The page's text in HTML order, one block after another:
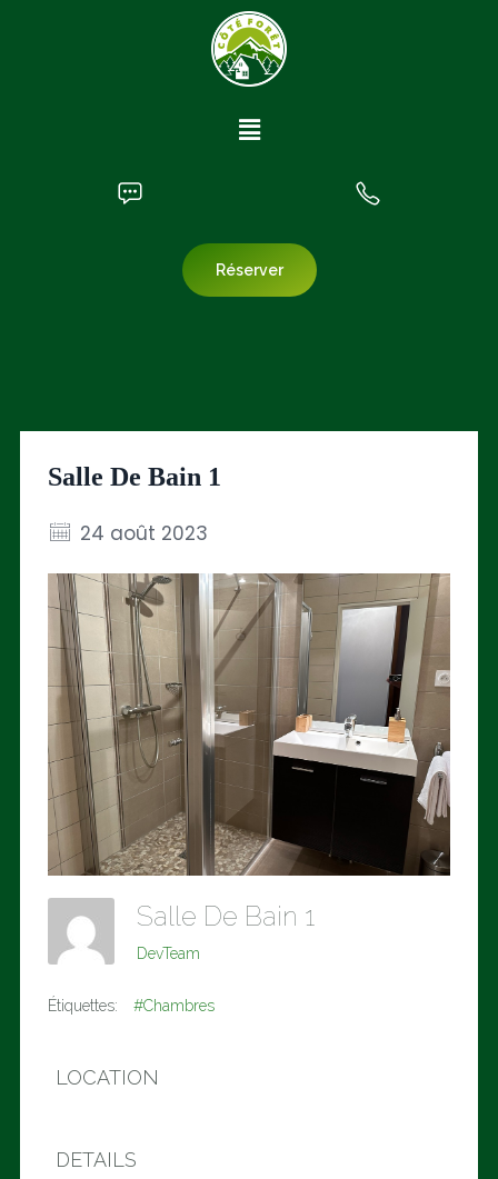
Réserver
Salle De Bain 1
24 août 2023
Salle De Bain 1
DevTeam
Étiquettes: #Chambres
LOCATION
DETAILS